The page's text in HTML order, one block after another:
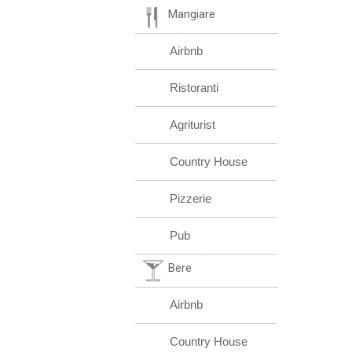
Mangiare
Airbnb
Ristoranti
Agriturist
Country House
Pizzerie
Pub
Bere
Airbnb
Country House